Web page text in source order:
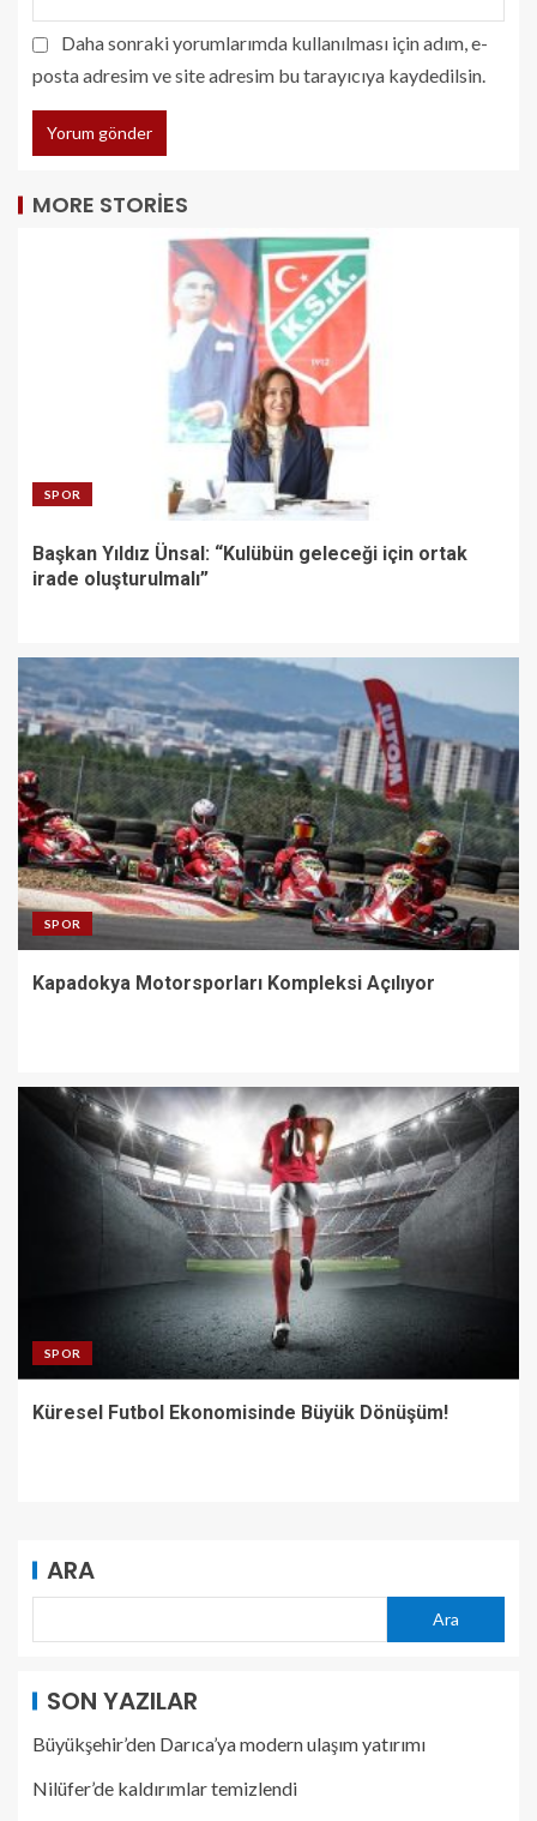
Daha sonraki yorumlarımda kullanılması için adım, e-
posta adresim ve site adresim bu tarayıcıya kaydedilsin.
MORE STORIES
SPOR
Başkan Yıldız Ünsal: “Kulübün geleceği için ortak
irade oluşturulmalı”
SPOR
Kapadokya Motorsporları Kompleksi Açılıyor
SPOR
Küresel Futbol Ekonomisinde Büyük Dönüşüm!
ARA
Ara
SON YAZILAR
Büyükşehir’den Darıca’ya modern ulaşım yatırımı
Nilüfer’de kaldırımlar temizlendi